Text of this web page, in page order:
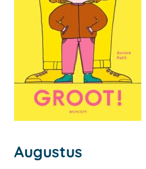
Augustus